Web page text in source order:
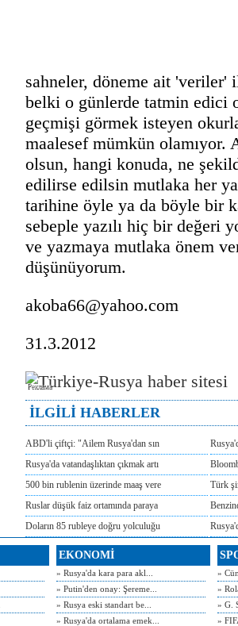
sahneler, döneme ait 'veriler'
belki o günlerde tatmin edici
geçmişi görmek isteyen
maalesef mümkün olamıyor.
olsun, hangi konuda, ne
edilirse edilsin mutlaka her
tarihine öyle ya da böyle bir
sebeple yazılı hiç bir değeri
ve yazmaya mutlaka önem
düşünüyorum.
akoba66@yahoo.com
31.3.2012
Реклама
İLGİLİ HABERLER
ABD'li çiftçi: "Ailem Rusya'dan sın
Rusya'da vatandaşlıktan çıkmak artı
500 bin rublenin üzerinde maaş vere
Türk
Ruslar düşük faiz ortamında paraya
Doların 85 rubleye doğru yolculuğu
EKONOMİ
» Rusya'da kara para akl...
» Putin'den onay: Şereme...
» Rusya eski standart be...
» Rusya'da ortalama emek...
»
»
» G.
»